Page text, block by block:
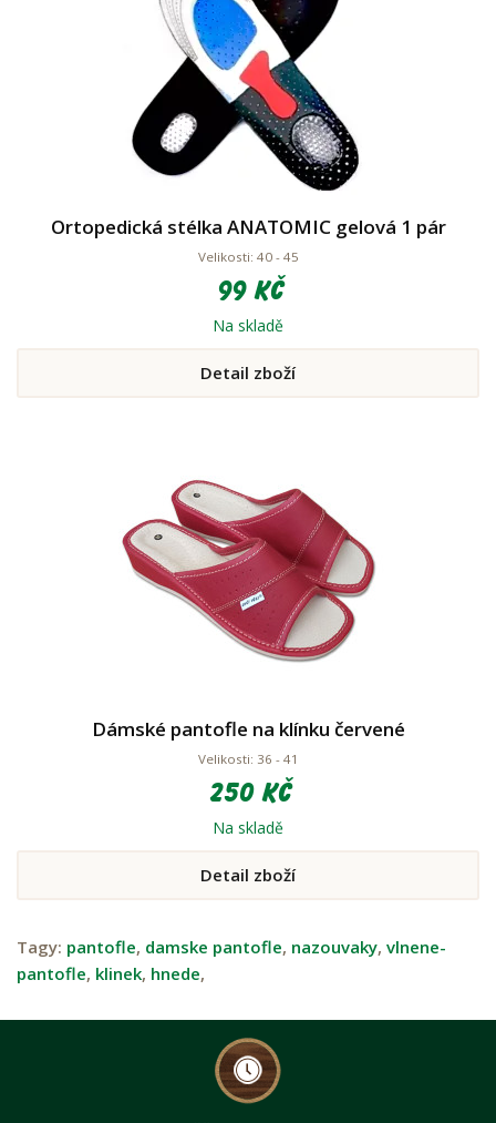
Ortopedická stélka ANATOMIC gelová 1 pár
Velikosti: 40 - 45
99 Kč
Na skladě
Detail zboží
Dámské pantofle na klínku červené
Velikosti: 36 - 41
250 Kč
Na skladě
Detail zboží
Tagy: pantofle, damske pantofle, nazouvaky, vlnene-
pantofle, klinek, hnede,